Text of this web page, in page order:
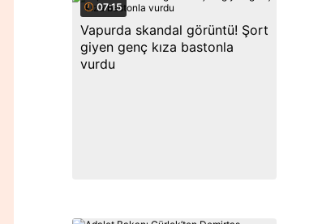
07:15
Vapurda skandal görüntü! Şort
giyen genç kıza bastonla
vurdu